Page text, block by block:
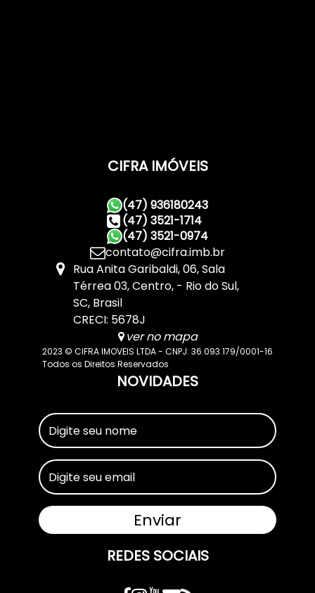
CIFRA IMÓVEIS
(47) 936180243
(47) 3521-1714
(47) 3521-0974
contato@cifra.imb.br
Rua Anita Garibaldi,06,Sala
Térrea 03,Centro, Rio do Sul,
SC, Brasil
CRECI: 5678J
ver no mapa
2023 © CIFRA IMOVEIS LTDA - CNPJ: 36.093.179/0001-16
Todos os Direitos Reservados
NOVIDADES
REDES SOCIAIS